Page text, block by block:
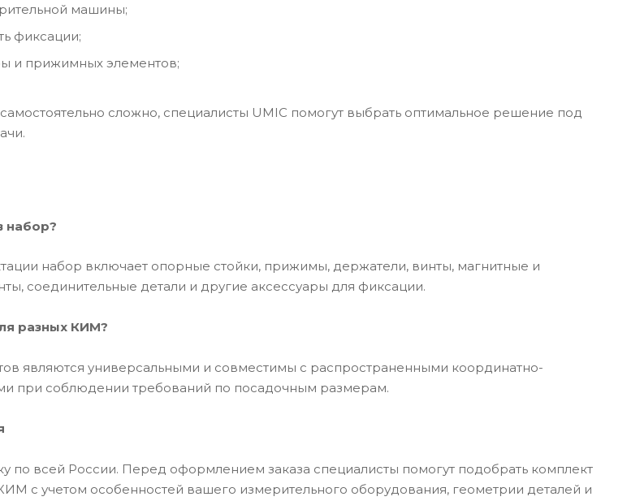
машины;
фиксации;
и прижимных элементов;
сложно, специалисты UMIC помогут выбрать оптимальное решение под
набор?
набор включает опорные стойки, прижимы, держатели, винты, магнитные и
соединительные детали и другие аксессуары для фиксации.
разных КИМ?
являются универсальными и совместимы с распространенными координатно-
при соблюдении требований по посадочным размерам.
по всей России. Перед оформлением заказа специалисты помогут подобрать комплект
с учетом особенностей вашего измерительного оборудования, геометрии деталей и